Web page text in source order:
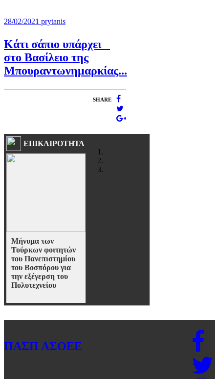
28/02/2021 prytanis
Κάτι σάπιο υπάρχει
στο Βασίλειο της
Μπουραντωνημαρκίας...
SHARE
ΕΠΙΚΑΙΡΟΤΗΤΑ
Μήνυμα των
Τούρκων φοιτητών
του Πανεπιστημίου
του Βοσπόρου για
την εξέγερση του
Πολυτεχνείου
μετά από πρόσκληση
φοιτητών και Καθηγητών
ΠΑΣΠ ΑΣΟΕΕ